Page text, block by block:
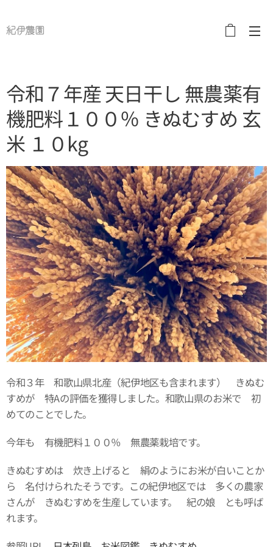
紀伊農園
令和７年産 天日干し 無農薬有
機肥料１００％ きぬむすめ 玄
米 １０kg
令和３年 和歌山県北産（紀伊地区も含まれます） きぬむ
すめが 特Aの評価を獲得しました。和歌山県のお米で 初
めてのことでした。
今年も 有機肥料１００％ 無農薬栽培です。
きぬむすめは 炊き上げると 絹のようにお米が白いことか
ら 名付けられたそうです。この紀伊地区では 多くの農家
さんが きぬむすめを生産しています。 紀の娘 とも呼ば
れます。